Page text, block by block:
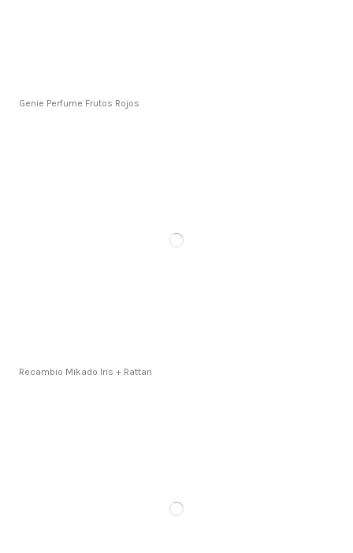
Genie Perfume Frutos Rojos
Recambio Mikado Iris + Rattan